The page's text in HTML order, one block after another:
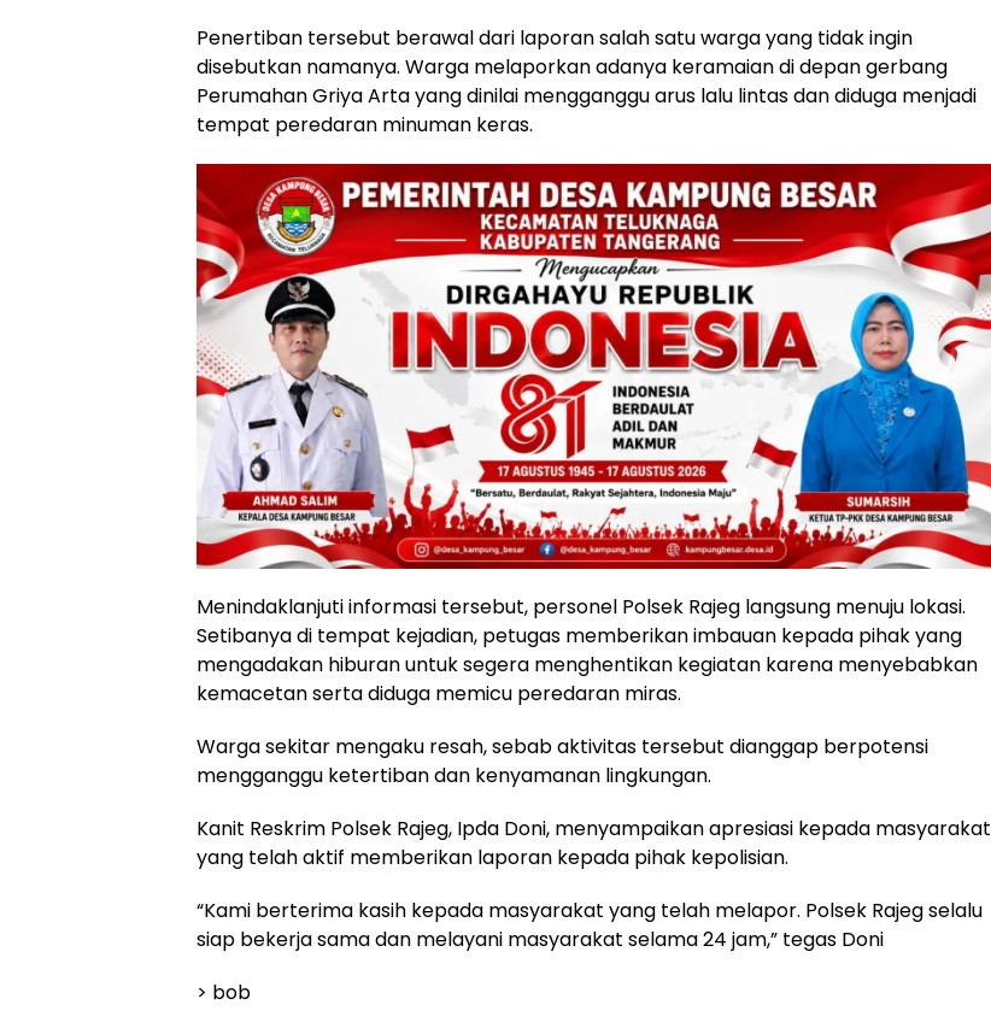
Penertiban tersebut berawal dari laporan salah satu warga yang tidak ingin
disebutkan namanya. Warga melaporkan adanya keramaian di depan gerbang
Perumahan Griya Arta yang dinilai mengganggu arus lalu lintas dan diduga menjadi
tempat peredaran minuman keras.
Menindaklanjuti informasi tersebut, personel Polsek Rajeg langsung menuju lokasi.
Setibanya di tempat kejadian, petugas memberikan imbauan kepada pihak yang
mengadakan hiburan untuk segera menghentikan kegiatan karena menyebabkan
kemacetan serta diduga memicu peredaran miras.
Warga sekitar mengaku resah, sebab aktivitas tersebut dianggap berpotensi
mengganggu ketertiban dan kenyamanan lingkungan.
Kanit Reskrim Polsek Rajeg, Ipda Doni, menyampaikan apresiasi kepada masyarakat
yang telah aktif memberikan laporan kepada pihak kepolisian.
“Kami berterima kasih kepada masyarakat yang telah melapor. Polsek Rajeg selalu
siap bekerja sama dan melayani masyarakat selama 24 jam,” tegas Doni
> bob